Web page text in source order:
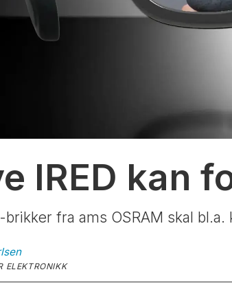
IRED kan
brikker fra ams OSRAM skal
ELEKTRONIKK